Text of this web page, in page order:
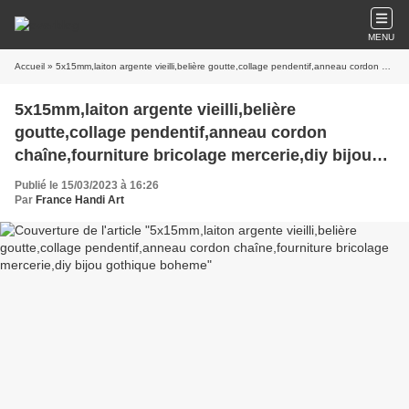
MENU
Accueil » 5x15mm,laiton argente vieilli,belière goutte,collage pendentif,anneau cordon chaîne,fourniture bricolage mercerie,diy bijou gothique boheme
5x15mm,laiton argente vieilli,belière
goutte,collage pendentif,anneau cordon
chaîne,fourniture bricolage mercerie,diy bijou
gothique boheme
Publié le 15/03/2023 à 16:26
Par France Handi Art